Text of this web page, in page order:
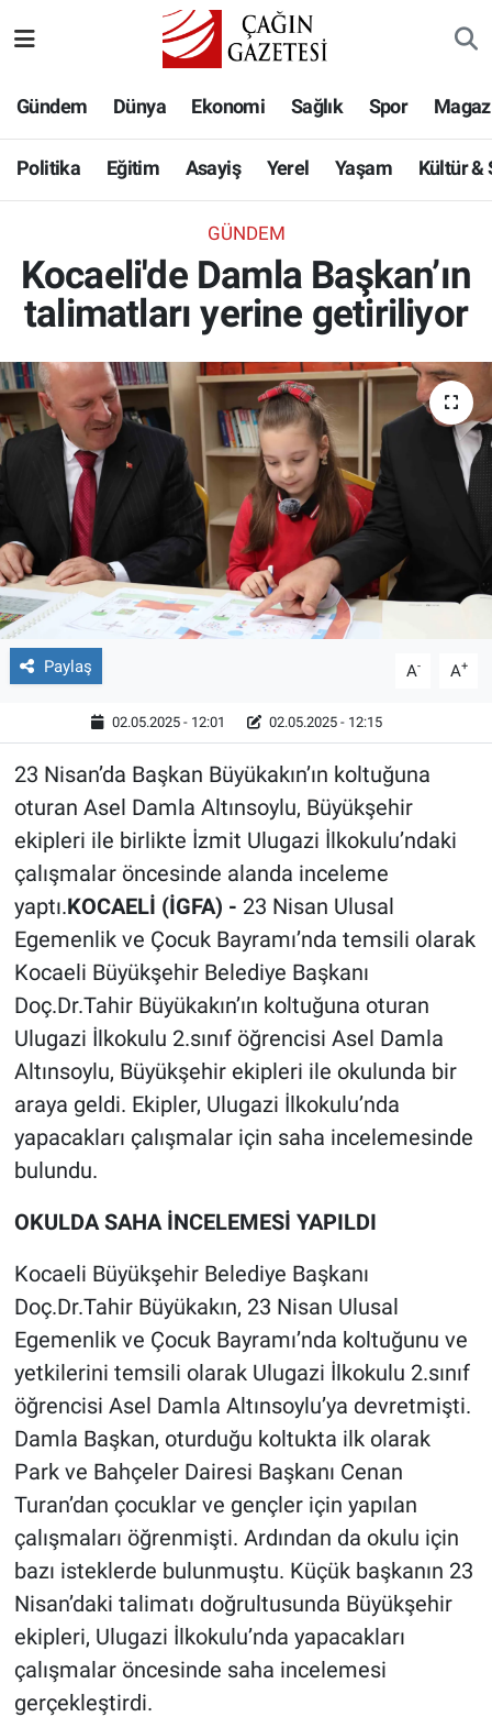
Gündem Dünya Ekonomi Sağlık Spor
Politika Eğitim Asayiş Yerel Yaşam Kültür &
GÜNDEM
Kocaeli'de Damla Başkan’ın
talimatları yerine getiriliyor
Paylaş A- A+
02.05.2025 - 12:01 02.05.2025 - 12:15
23 Nisan’da Başkan Büyükakın’ın koltuğuna
oturan Asel Damla Altınsoylu, Büyükşehir
ekipleri ile birlikte İzmit Ulugazi İlkokulu’ndaki
çalışmalar öncesinde alanda inceleme
yaptı.KOCAELİ (İGFA) - 23 Nisan Ulusal
Egemenlik ve Çocuk Bayramı’nda temsili olarak
Kocaeli Büyükşehir Belediye Başkanı
Doç.Dr.Tahir Büyükakın’ın koltuğuna oturan
Ulugazi İlkokulu 2.sınıf öğrencisi Asel Damla
Altınsoylu, Büyükşehir ekipleri ile okulunda bir
araya geldi. Ekipler, Ulugazi İlkokulu’nda
yapacakları çalışmalar için saha incelemesinde
bulundu.
OKULDA SAHA İNCELEMESİ YAPILDI
Kocaeli Büyükşehir Belediye Başkanı
Doç.Dr.Tahir Büyükakın, 23 Nisan Ulusal
Egemenlik ve Çocuk Bayramı’nda koltuğunu ve
yetkilerini temsili olarak Ulugazi İlkokulu 2.sınıf
öğrencisi Asel Damla Altınsoylu’ya devretmişti.
Damla Başkan, oturduğu koltukta ilk olarak
Park ve Bahçeler Dairesi Başkanı Cenan
Turan’dan çocuklar ve gençler için yapılan
çalışmaları öğrenmişti. Ardından da okulu için
bazı isteklerde bulunmuştu. Küçük başkanın 23
Nisan’daki talimatı doğrultusunda Büyükşehir
ekipleri, Ulugazi İlkokulu’nda yapacakları
çalışmalar öncesinde saha incelemesi
gerçekleştirdi.
Eğitim
Asayiş
Yaşam
Kültür & Sanat
Bilim-Teknoloji
Köşe Yazıları
Röportaj
Video Galeri
Hava Durumu
Namaz Vakitleri
Süper Lig Puan Durumu ve Fikstür
Tüm Manşetler
Son Dakika Haberleri
Haber Arşivi